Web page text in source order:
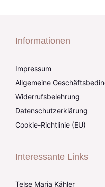
Informationen
Impressum
Allgemeine
Widerrufsbelehrung
Datenschutzerklärung
Cookie-Richtlinie (EU)
Interessante Links
Telse Maria Kähler